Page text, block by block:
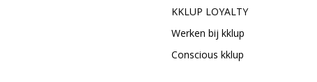
KKLUP LOYALTY
Werken bij kklup
Conscious kklup